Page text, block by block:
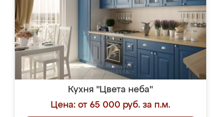
Кухня "Цвета неба"
Цена: от 65 000 руб. за п.м.